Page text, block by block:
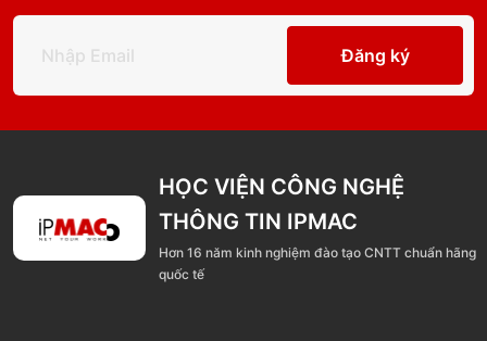
Đăng ký
HỌC VIỆN CÔNG NGHỆ
THÔNG TIN IPMAC
Hơn 16 năm kinh nghiệm đào tạo CNTT chuẩn hãng
quốc tế